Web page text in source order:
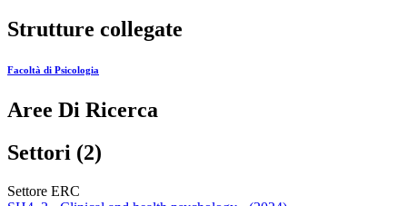
Strutture collegate
Facoltà di Psicologia
Aree Di Ricerca
Settori (2)
Settore ERC